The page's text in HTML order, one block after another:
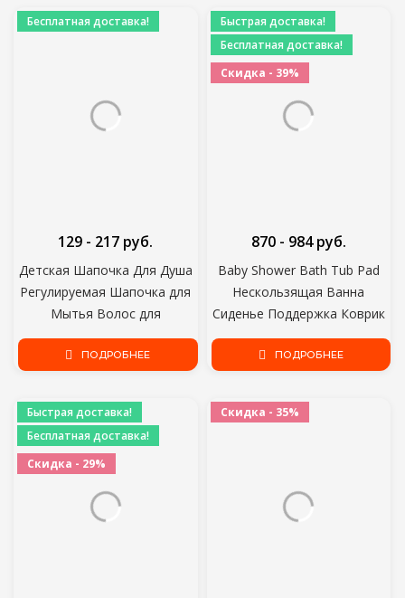
Дети
Крышка
Бесплатная доставка!
Детская Шапочка Для Душа
Регулируемая Шапочка для
Мытья Волос для
Новорожденных Детская
Защита Ушей Безопасные
Ванна Головной Убор
129 - 217 руб.
ПОДРОБНЕЕ
Быстрая доставка!
Бесплатная доставка!
Скидка - 39%
Baby Shower Bath Tub Pad
Нескользящая Ванна
Сиденье Поддержка Коврик
Новорожденный
Безопасность Безопасность
Складная Мягкая Подушка
870 - 984 руб.
ПОДРОБНЕЕ
Быстрая доставка!
Бесплатная доставка!
Скидка - 29%
Скидка - 35%